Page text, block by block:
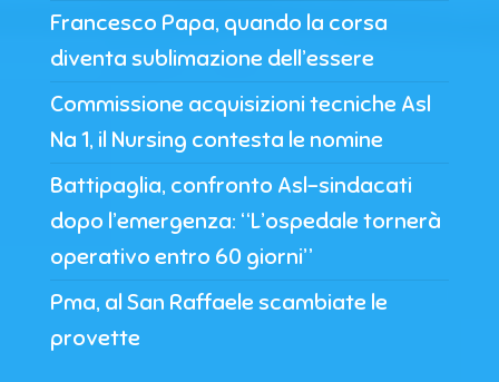
Francesco Papa, quando la corsa
diventa sublimazione dell’essere
Commissione acquisizioni tecniche Asl
Na 1, il Nursing contesta le nomine
Battipaglia, confronto Asl-sindacati
dopo l’emergenza: “L’ospedale tornerà
operativo entro 60 giorni”
Pma, al San Raffaele scambiate le
provette